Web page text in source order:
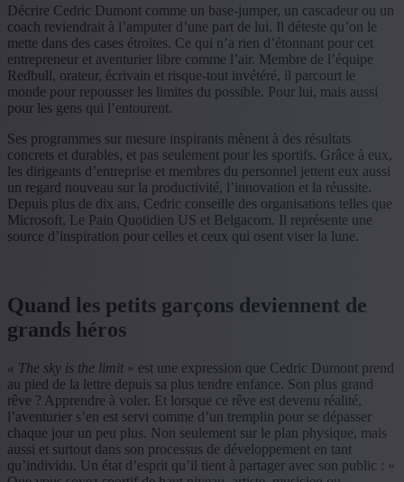
Décrire Cedric Dumont comme un base-jumper, un cascadeur ou un
coach reviendrait à l’amputer d’une part de lui. Il déteste qu’on le
mette dans des cases étroites. Ce qui n’a rien d’étonnant pour cet
entrepreneur et aventurier libre comme l’air. Membre de l’équipe
Redbull, orateur, écrivain et risque-tout invétéré, il parcourt le
monde pour repousser les limites du possible. Pour lui, mais aussi
pour les gens qui l’entourent.
Ses programmes sur mesure inspirants mènent à des résultats
concrets et durables, et pas seulement pour les sportifs. Grâce à eux,
les dirigeants d’entreprise et membres du personnel jettent eux aussi
un regard nouveau sur la productivité, l’innovation et la réussite.
Depuis plus de dix ans, Cedric conseille des organisations telles que
Microsoft, Le Pain Quotidien US et Belgacom. Il représente une
source d’inspiration pour celles et ceux qui osent viser la lune.
Quand les petits garçons deviennent de
grands héros
« The sky is the limit » est une expression que Cedric Dumont prend
au pied de la lettre depuis sa plus tendre enfance. Son plus grand
rêve ? Apprendre à voler. Et lorsque ce rêve est devenu réalité,
l’aventurier s’en est servi comme d’un tremplin pour se dépasser
chaque jour un peu plus. Non seulement sur le plan physique, mais
aussi et surtout dans son processus de développement en tant
qu’individu. Un état d’esprit qu’il tient à partager avec son public : «